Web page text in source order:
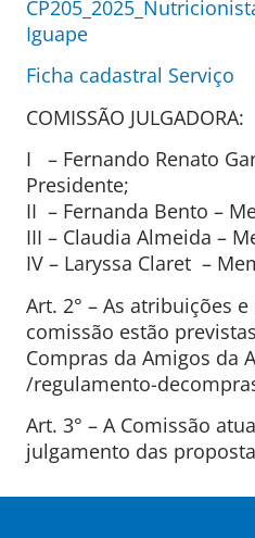
Iguape
Ficha cadastral Serviço
COMISSÃO JULGADORA:
I – Fernando Renato
Presidente;
II – Fernanda Bento –
III – Claudia Almeida –
IV – Laryssa Claret –
Art. 2° – As atribuições
comissão estão
Compras da Amigos da
/regulamento-
Art. 3° – A Comissão
julgamento das